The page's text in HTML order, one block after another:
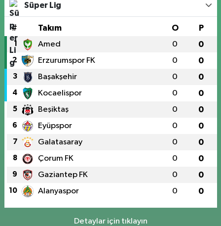
Süper Lig
# Takım O P
1 Amed 0 0
2 Erzurumspor FK 0 0
3 Başakşehir 0 0
4 Kocaelispor 0 0
5 Beşiktaş 0 0
6 Eyüpspor 0 0
7 Galatasaray 0 0
8 Çorum FK 0 0
9 Gaziantep FK 0 0
10 Alanyaspor 0 0
Detaylar için tıklayın